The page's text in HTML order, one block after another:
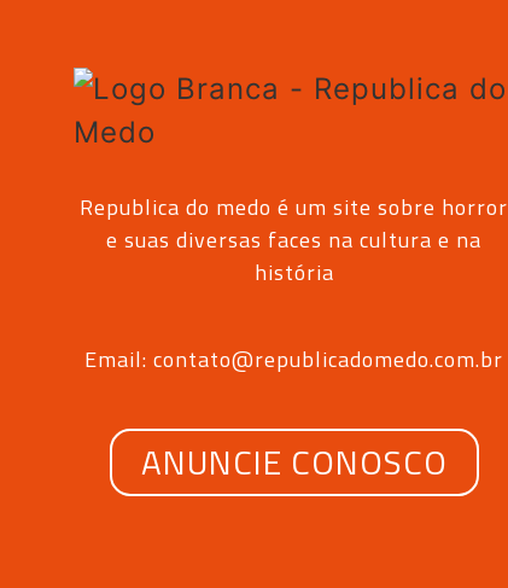
Republica do medo é um site sobre horror
e suas diversas faces na cultura e na
história
Email: contato@republicadomedo.com.br
ANUNCIE CONOSCO